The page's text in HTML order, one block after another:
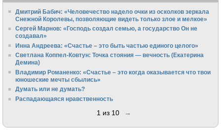
Дмитрий Бабич: «Человечество надело очки из осколков зеркала
Снежной Королевы, позволяющие видеть только злое и мелкое»
Сергей Марнов: «Господь создал семью, а государство Он не
создавал»
Инна Андреева: «Счастье – это быть частью единого целого»
Светлана Коппел-Ковтун: Точка стояния — вечность (Екатерина
Демина)
Владимир Романенко: «Счастье – это когда оказывается что твои
юношеские мечты сбылись»
Думать или не думать?
Распадающаяся нравственность
1 из 10 →